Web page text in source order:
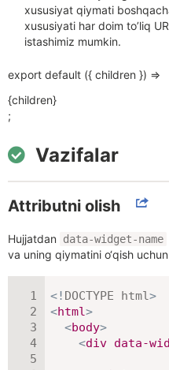
xususiyat qiymati
xususiyati har doim to’liq
istashimiz mumkin.
export default ({ children }) =>
{children}
;
Vazifalar
Attributni olish
Hujjatdan data-widget-name
va uning qiymatini o‘qish
<! DOCTYPE html>
<html>
<body>
<div data-